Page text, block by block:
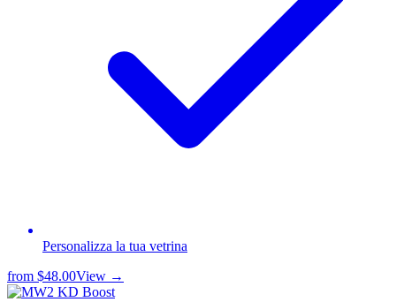
Personalizza la tua vetrina
from $48.00View →